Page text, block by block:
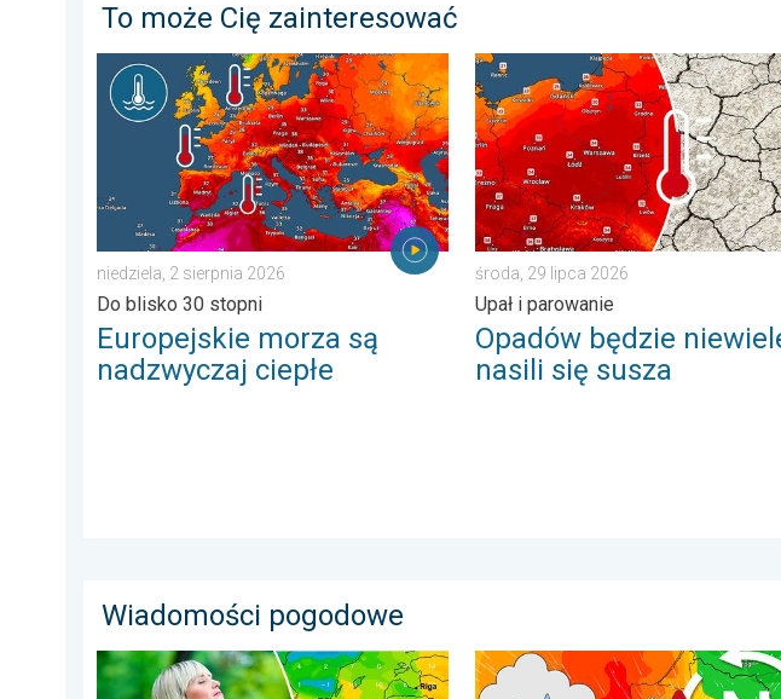
To może Cię zainteresować
Europejskie morza są nadzwyczaj ciepłe. Do blisko 30 stopni. . . niedziela, 2
niedziela, 2 sierpnia 2026
Do blisko 30 stopni
Europejskie morza są
nadzwyczaj ciepłe
Opadów będzie niewiele, nasili się
środa, 29 lipca 2026
Upał i parowanie
Opadów będzie
nasili się susza
Wiadomości pogodowe
Dlaczego powietrze jest dziś takie przyjemne?. Efekt punktu rosy. . .
Sztorm, ochłodzenie, wysokie fale,